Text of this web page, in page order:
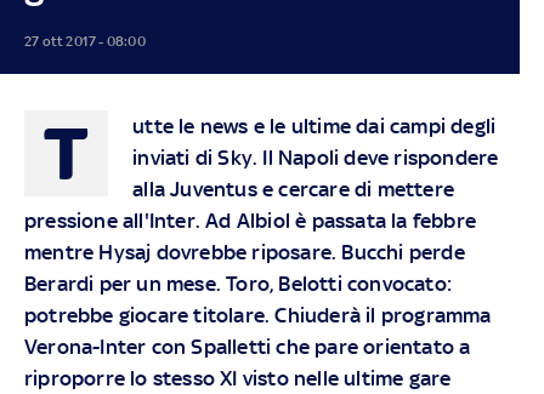
27 ott 2017 - 08:00
T
utte le news e le ultime dai campi degli
inviati di Sky. Il Napoli deve rispondere
alla Juventus e cercare di mettere
pressione all'Inter. Ad Albiol è passata la febbre
mentre Hysaj dovrebbe riposare. Bucchi perde
Berardi per un mese. Toro, Belotti convocato:
potrebbe giocare titolare. Chiuderà il programma
Verona-Inter con Spalletti che pare orientato a
riproporre lo stesso XI visto nelle ultime gare